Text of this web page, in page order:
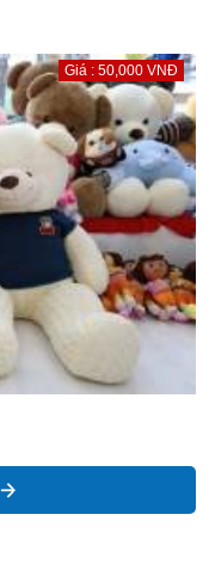
Giá : 50,000 VNĐ